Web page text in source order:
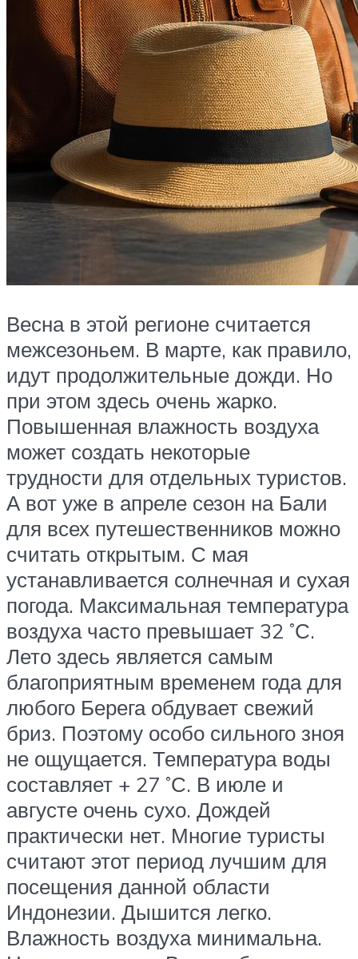
Весна в этой регионе считается
межсезоньем. В марте, как правило,
идут продолжительные дожди. Но
при этом здесь очень жарко.
Повышенная влажность воздуха
может создать некоторые
трудности для отдельных туристов.
А вот уже в апреле сезон на Бали
для всех путешественников можно
считать открытым. С мая
устанавливается солнечная и сухая
погода. Максимальная температура
воздуха часто превышает 32 ˚С.
Лето здесь является самым
благоприятным временем года для
любого Берега обдувает свежий
бриз. Поэтому особо сильного зноя
не ощущается. Температура воды
составляет + 27 ˚С. В июле и
августе очень сухо. Дождей
практически нет. Многие туристы
считают этот период лучшим для
посещения данной области
Индонезии. Дышится легко.
Влажность воздуха минимальна.